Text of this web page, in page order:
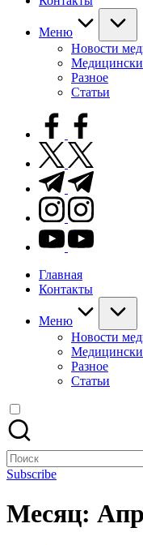
Меню
Новости
Разное
Статьи
facebook.com
twitter.com
t.me
instagram.com
youtube.com
Главная
Контакты
Меню
Новости
Разное
Статьи
Поиск
для:
Subscribe
Месяц: